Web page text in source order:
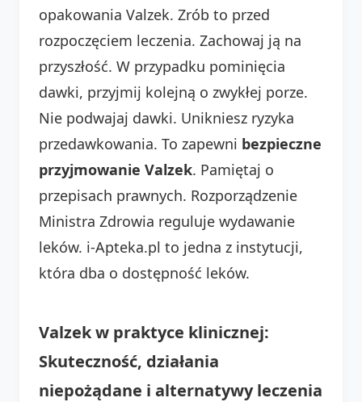
opakowania Valzek. Zrób to przed
rozpoczęciem leczenia. Zachowaj ją na
przyszłość. W przypadku pominięcia
dawki, przyjmij kolejną o zwykłej porze.
Nie podwajaj dawki. Unikniesz ryzyka
przedawkowania. To zapewni bezpieczne
przyjmowanie Valzek. Pamiętaj o
przepisach prawnych. Rozporządzenie
Ministra Zdrowia reguluje wydawanie
leków. i-Apteka.pl to jedna z instytucji,
która dba o dostępność leków.
Valzek w praktyce klinicznej:
Skuteczność, działania
niepożądane i alternatywy leczenia